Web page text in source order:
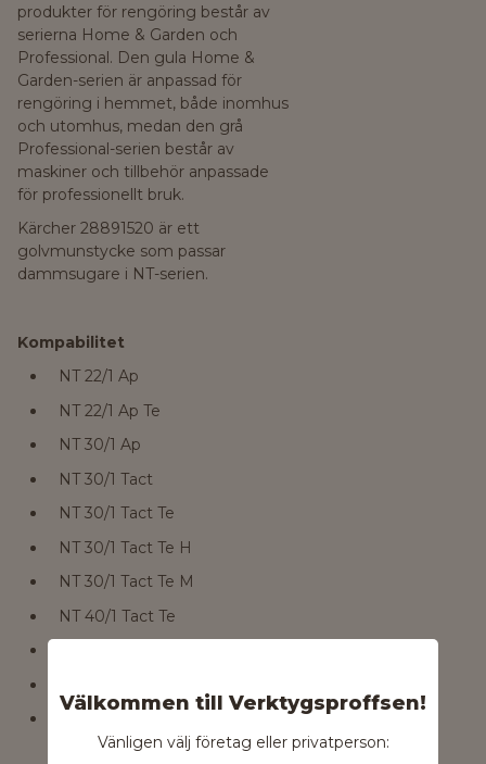
Välkommen till Verktygsproffsen!
Vänligen välj företag eller privatperson:
produkter för rengöring består av
serierna Home & Garden och
Professional. Den gula Home &
Garden-serien är anpassad för
rengöring i hemmet, både inomhus
och utomhus, medan den grå
Professional-serien består av
maskiner och tillbehör anpassade
för professionellt bruk.
Kärcher 28891520 är ett
golvmunstycke som passar
dammsugare i NT-serien.
Kompabilitet
NT 22/1 Ap
NT 22/1 Ap Te
NT 30/1 Ap
NT 30/1 Tact
NT 30/1 Tact Te
NT 30/1 Tact Te H
NT 30/1 Tact Te M
NT 40/1 Tact Te